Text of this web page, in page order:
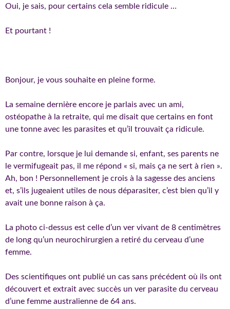
Oui, je sais, pour certains cela semble ridicule …
Et pourtant !
Bonjour, je vous souhaite en pleine forme.
La semaine dernière encore je parlais avec un ami,
ostéopathe à la retraite, qui me disait que certains en font
une tonne avec les parasites et qu’il trouvait ça ridicule.
Par contre, lorsque je lui demande si, enfant, ses parents ne
le vermifugeait pas, il me répond « si, mais ça ne sert à rien ».
Ah, bon ! Personnellement je crois à la sagesse des anciens
et, s’ils jugeaient utiles de nous déparasiter, c’est bien qu’il y
avait une bonne raison à ça.
La photo ci-dessus est celle d’un ver vivant de 8 centimètres
de long qu’un neurochirurgien a retiré du cerveau d’une
femme.
Des scientifiques ont publié un cas sans précédent où ils ont
découvert et extrait avec succès un ver parasite du cerveau
d’une femme australienne de 64 ans.